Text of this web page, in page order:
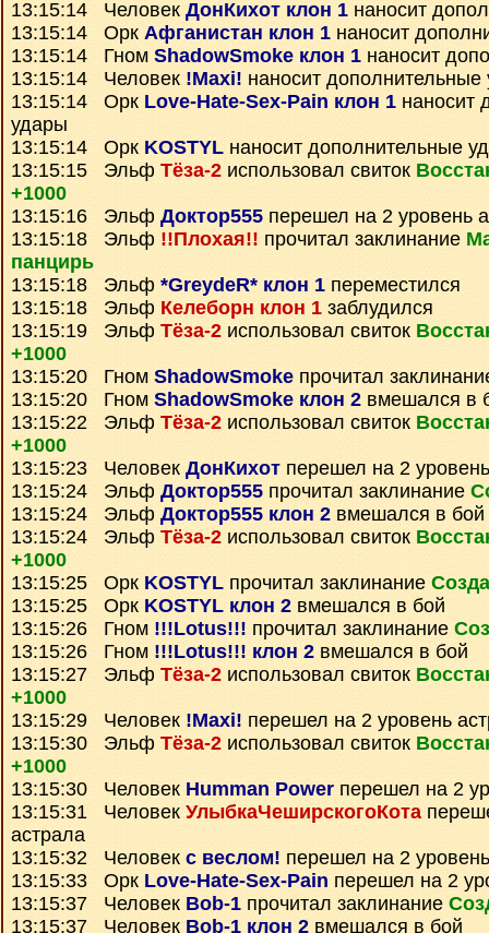
13:15:14 Человек ДонКихот клон 1 наносит
13:15:14 Орк Афганистан клон 1 наносит
13:15:14 Гном ShadowSmoke клон 1 наносит
13:15:14 Человек !Maxi! наносит дополнительные
13:15:14 Орк Love-Hate-Sex-Pain клон 1 наносит
удары
13:15:14 Орк KOSTYL наносит дополнительные
13:15:15 Эльф Тёза-2 использовал свиток
+1000
13:15:16 Эльф Доктор555 перешел на 2 уровень
13:15:18 Эльф !!Плохая!! прочитал заклинание
панцирь
13:15:18 Эльф *GreydeR* клон 1 переместился
13:15:18 Эльф Келеборн клон 1 заблудился
13:15:19 Эльф Тёза-2 использовал свиток
+1000
13:15:20 Гном ShadowSmoke прочитал
13:15:20 Гном ShadowSmoke клон 2 вмешался в
13:15:22 Эльф Тёза-2 использовал свиток
+1000
13:15:23 Человек ДонКихот перешел на 2
13:15:24 Эльф Доктор555 прочитал заклинание
13:15:24 Эльф Доктор555 клон 2 вмешался в бой
13:15:24 Эльф Тёза-2 использовал свиток
+1000
13:15:25 Орк KOSTYL прочитал заклинание
13:15:25 Орк KOSTYL клон 2 вмешался в бой
13:15:26 Гном !!!Lotus!!! прочитал заклинание
13:15:26 Гном !!!Lotus!!! клон 2 вмешался в бой
13:15:27 Эльф Тёза-2 использовал свиток
+1000
13:15:29 Человек !Maxi! перешел на 2 уровень
13:15:30 Эльф Тёза-2 использовал свиток
+1000
13:15:30 Человек Humman Power перешел на 2
13:15:31 Человек УлыбкаЧеширскогоКота
астрала
13:15:32 Человек с веслом! перешел на 2
13:15:33 Орк Love-Hate-Sex-Pain перешел на 2
13:15:37 Человек Bob-1 прочитал заклинание
13:15:37 Человек Bob-1 клон 2 вмешался в бой